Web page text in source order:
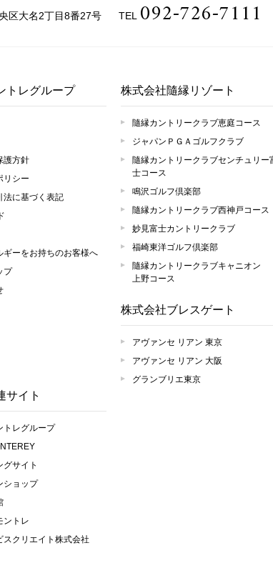
区大名2丁目8番27号 TEL 092-726-7111
トレグループ
護方針
リシー
法に基づく表記
ギーをお持ちのお客様へ
プ
サイト
トレグループ
グサイト
ショップ
ントレ
スクリエイト株式会社
株式会社隨縁リゾート
隨縁カントリークラブ恵庭コース
ジャパンＰＧＡゴルフクラブ
隨縁カントリークラブセンチュリー
士コース
鳴沢ゴルフ倶楽部
隨縁カントリークラブ西神戸コース
妙見富士カントリークラブ
福崎東洋ゴルフ倶楽部
隨縁カントリークラブキャニオン
上野コース
株式会社ブレスゲート
アヴァンセ リアン 東京
アヴァンセ リアン 大阪
グランブリエ東京